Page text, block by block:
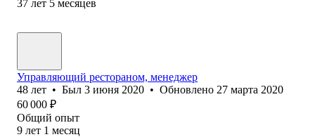
37 лет 5 месяцев
Управляющий рестораном, менеджер
48 лет • Был 3 июня 2020 • Обновлено 27 марта 2020
60 000 ₽
Общий опыт
9 лет 1 месяц